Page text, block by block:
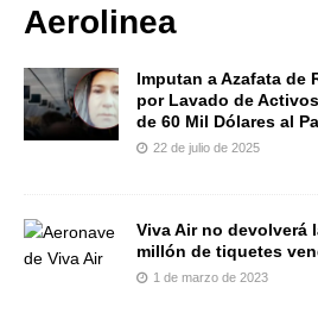
Aerolinea
Imputan a Azafata de
por Lavado de
de 60 Mil Dólares al
22 de julio de 2025
Viva Air no devolverá
millón de tiquetes
1 de marzo de 2023